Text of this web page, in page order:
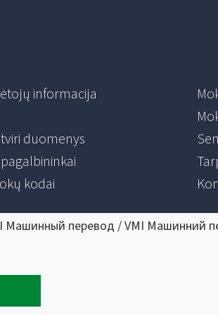
informacija
duomenys
kodai
Машинный перевод / VMI Машинний